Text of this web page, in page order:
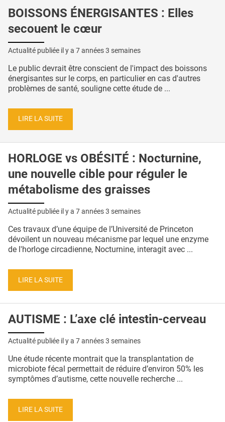
BOISSONS ÉNERGISANTES : Elles
secouent le cœur
Actualité publiée il y a 7 années 3 semaines
Le public devrait être conscient de l'impact des boissons
énergisantes sur le corps, en particulier en cas d'autres
problèmes de santé, souligne cette étude de ...
LIRE LA SUITE
HORLOGE vs OBÉSITÉ : Nocturnine,
une nouvelle cible pour réguler le
métabolisme des graisses
Actualité publiée il y a 7 années 3 semaines
Ces travaux d’une équipe de l’Université de Princeton
dévoilent un nouveau mécanisme par lequel une enzyme
de l'horloge circadienne, Nocturnine, interagit avec ...
LIRE LA SUITE
AUTISME : L’axe clé intestin-cerveau
Actualité publiée il y a 7 années 3 semaines
Une étude récente montrait que la transplantation de
microbiote fécal permettait de réduire d’environ 50% les
symptômes d’autisme, cette nouvelle recherche ...
LIRE LA SUITE